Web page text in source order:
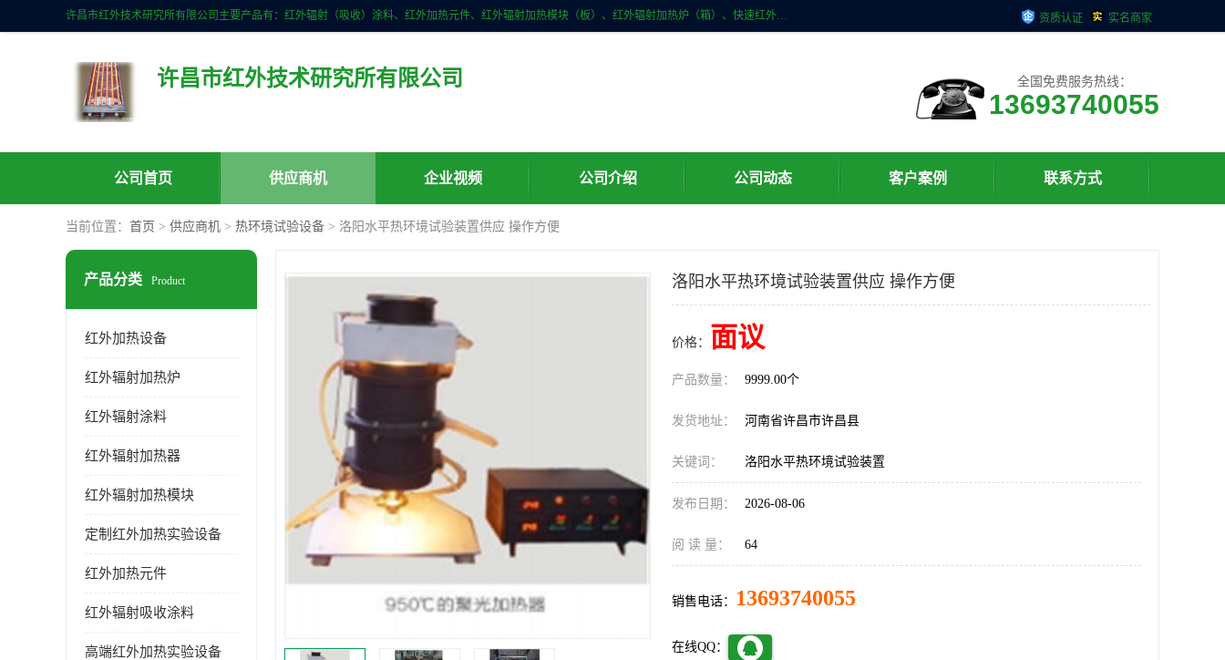
许昌市红外技术研究所有限公司主要产品有：红外辐射（吸收）涂料、红外加热元件、红外辐射加热模块（板）、红外辐射加热炉（箱）、快速红外辐射加热器、系列高端红外加热实验设备、系列红外加热控制器等。 资质认证 实名商家
许昌市红外技术研究所有限公司 全国免费服务热线：
13693740055
公司首页 供应商机 企业视频 公司介绍 公司动态 客户案例 联系方式
当前位置： 首页 > 供应商机 > 热环境试验设备 > 洛阳水平热环境试验装置供应 操作方便
产品分类 Product
红外加热设备
红外辐射加热炉
红外辐射涂料
红外辐射加热器
红外辐射加热模块
定制红外加热实验设备
红外加热元件
红外辐射吸收涂料
高端红外加热实验设备
洛阳水平热环境试验装置供应 操作方便
价格： 面议
产品数量： 9999.00个
发货地址： 河南省许昌市许昌县
关键词： 洛阳水平热环境试验装置
发布日期： 2026-08-06
阅 读 量： 64
销售电话： 13693740055
在线QQ：